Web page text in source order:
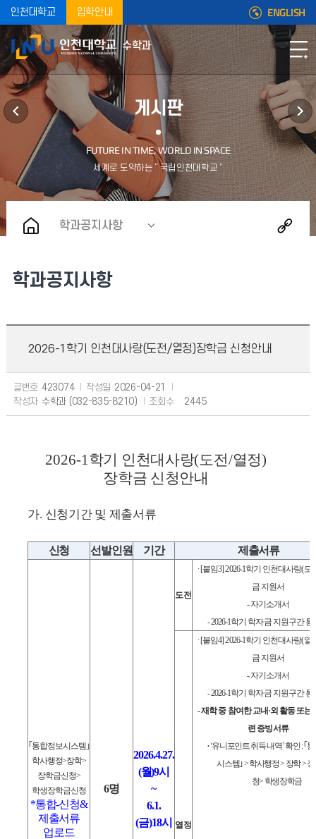
인천대학교 입학안내 ENGLISH
수학과
게시판
학과공지사항
학과공지사항
2026-1학기 인천대사랑(도전/열정)장학금 신청안내
글번호 423074 작성일 2026-04-21
작성자 수학과 (032-835-8210) 조회수 2445
2026-1학기 인천대사랑(도전/열정)
장학금 신청안내
가. 신청기간 및 제출서류
신청 선발인원 기간 제출서류
｢ 통합정보시스템｣
학사행정>장학>
장학금신청>
학생장학금신청
*통합-신청&
제출서류
업로드
6명
2026.4.27.
(월)9시
~
6.1.
(금)18시
도전
∙ [붙임3] 2026-1학기 인천대사랑(도
금 지원서
-자기소개서
- 2026-1학기 학자금 지원구간 통
열정
∙ [붙임4] 2026-1학기 인천대사랑(열
금 지원서
-자기소개서
- 2026-1학기 학자금 지원구간 통
-재학 중 참여한 교내·외 활동 또는
련 증빙서류
∙ ‘유니포인트 취득 내역’확인:｢
시스템｣>학사행정> 장학>
청> 학생장학금